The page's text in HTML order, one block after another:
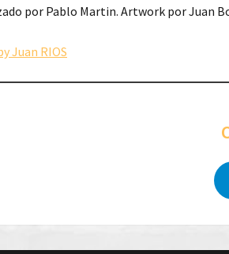
por Pablo Martin. Artwork por Juan
Juan RIOS